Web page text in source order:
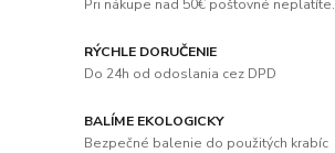
Pri nákupe nad 50€ poštovné neplatíte.
RÝCHLE DORUČENIE
Do 24h od odoslania cez DPD
BALÍME EKOLOGICKY
Bezpečné balenie do použitých krabíc